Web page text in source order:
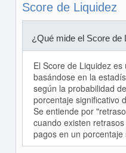
Score de Liquidez
¿Qué mide el Score de
El Score de Liquidez
basándose en la
según la probabilidad
porcentaje significativo
Se entiende por
cuando existen
pagos en un